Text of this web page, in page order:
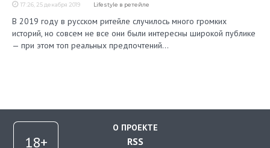
17:26, 25 декабря 2019 Lifestyle в ретейле
В 2019 году в русском ритейле случилось много громких
историй, но совсем не все они были интересны широкой публике
— при этом топ реальных предпочтений…
О ПРОЕКТЕ
RSS